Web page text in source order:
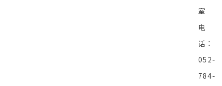
室
电
话：
052-
784-